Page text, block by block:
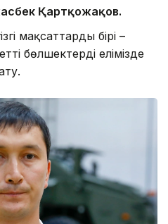
Қартқожақов.
мақсаттардың бірі –
бөлшектерді елімізде